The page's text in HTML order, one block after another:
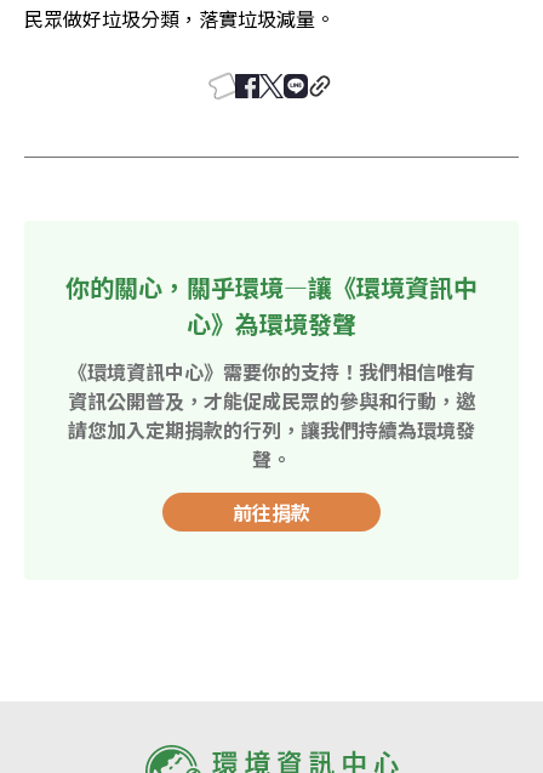
民眾做好垃圾分類，落實垃圾減量。
你的關心，關乎環境—讓《環境資訊中
心》為環境發聲
《環境資訊中心》需要你的支持！我們相信唯有
資訊公開普及，才能促成民眾的參與和行動，邀
請您加入定期捐款的行列，讓我們持續為環境發
聲。
前往捐款